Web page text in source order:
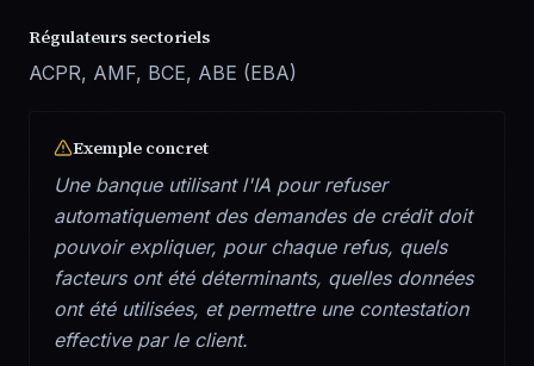
Régulateurs sectoriels
ACPR, AMF, BCE, ABE (EBA)
Exemple concret
Une banque utilisant l'IA pour refuser
automatiquement des demandes de crédit doit
pouvoir expliquer, pour chaque refus, quels
facteurs ont été déterminants, quelles données
ont été utilisées, et permettre une contestation
effective par le client.